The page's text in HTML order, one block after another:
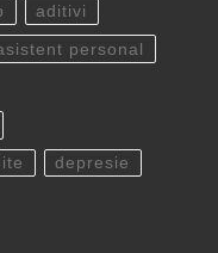
aditivi
personal
depresie